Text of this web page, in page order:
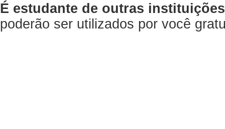
É estudante de outras
poderão ser utilizados por você